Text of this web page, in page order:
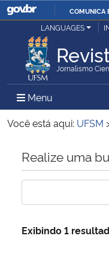
COMUNICA
Ministério da Justiça e
Ministério da Defesa
Ministério das Relações
Ministério da Economia
Ministério da Infraestrutura
LANGUAGES
Jornalismo
Menu Menu
Você está aqui: UFSM
Início do conteúdo
Realize uma
Exibindo 1